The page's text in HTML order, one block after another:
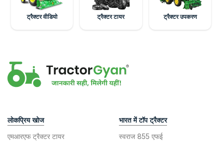
ट्रैक्टर वीडियो ट्रैक्टर टायर ट्रैक्टर उपकरण
लोकप्रिय खोज
एमआरएफ ट्रैक्टर टायर
भारत में टॉप ट्रैक्टर
स्वराज 855 एफई